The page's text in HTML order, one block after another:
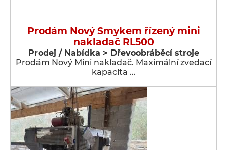
Prodám Nový Smykem řízený mini
nakladač RL500
Prodej / Nabídka > Dřevoobráběcí stroje
Prodám Nový Mini nakladač. Maximální zvedací
kapacita …